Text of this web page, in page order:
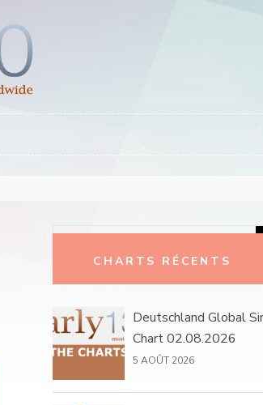
CHARTS RÉCENTS
Deutschland Global
Chart 02.08.2026
5 AOÛT 2026